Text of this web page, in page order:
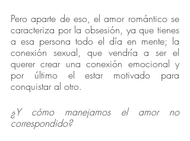
Pero aparte de eso, el amor romántico se
caracteriza por la obsesión, ya que tienes
a esa persona todo el día en mente; la
conexión sexual, que vendría a ser el
querer crear una conexión emocional y
por último el estar motivado para
conquistar al otro.
¿Y cómo manejamos el amor no
correspondido?